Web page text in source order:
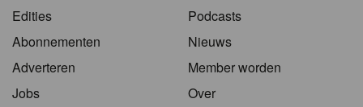
Edities
Abonnementen
Adverteren
Jobs
Podcasts
Nieuws
Member worden
Over